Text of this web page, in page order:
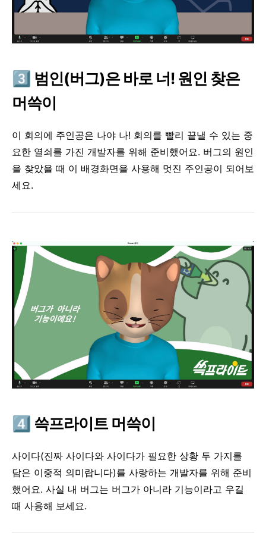
3️⃣ 범인(버그)은 바로 너! 원인 찾은
머쓱이
이 회의에 주인공은 나야 나! 회의를 빨리 끝낼 수 있는 중
요한 열쇠를 가진 개발자를 위해 준비했어요. 버그의 원인
을 찾았을 때 이 배경화면을 사용해 멋진 주인공이 되어보
세요.
4️⃣ 쓱프라이트머쓱이
사이다(진짜 사이다와 사이다가 필요한 상황 두 가지를
담은 이중적 의미랍니다)를 사랑하는 개발자를 위해 준비
했어요. 사실 내 버그는 버그가 아니라 기능이라고 우길
때 사용해 보세요.